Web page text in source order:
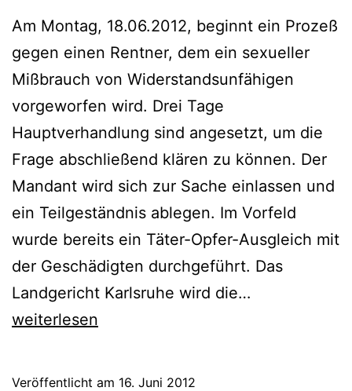
Am Montag, 18.06.2012, beginnt ein Prozeß
gegen einen Rentner, dem ein sexueller
Mißbrauch von Widerstandsunfähigen
vorgeworfen wird. Drei Tage
Hauptverhandlung sind angesetzt, um die
Frage abschließend klären zu können. Der
Mandant wird sich zur Sache einlassen und
ein Teilgeständnis ablegen. Im Vorfeld
wurde bereits ein Täter-Opfer-Ausgleich mit
der Geschädigten durchgeführt. Das
Landgericht Karlsruhe wird die…
weiterlesen
Veröffentlicht am 16. Juni 2012